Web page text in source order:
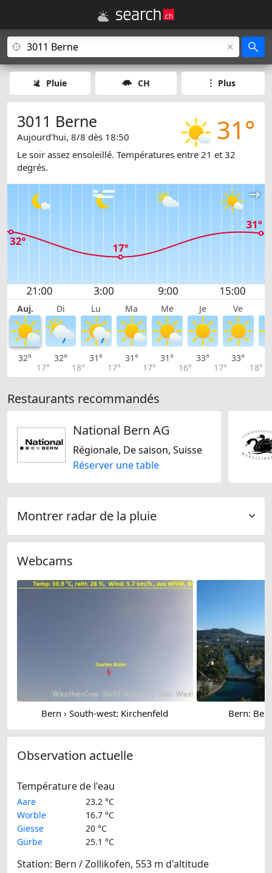
Pluie CH Plus
31°
3011 Berne
Aujourd'hui, 8/8 dès 18:50
Le soir assez ensoleillé. Températures entre 21 et 32
degrés.
Auj. Di Lu Ma Me Je Ve
32°
17°
32°
18°
31°
17°
31°
17°
31°
16°
33°
17°
33°
18°
Restaurants recommandés
National Bern AG
Régionale, De saison, Suisse
Réserver une table
Montrer radar de la pluie
Webcams
Bern › South-west: Kirchenfeld Bern:
Observation actuelle
Température de l'eau
Aare
23.2 °C
Worble
16.7 °C
Giesse
20 °C
Gürbe
25.1 °C
Station: Bern / Zollikofen, 553 m d'altitude